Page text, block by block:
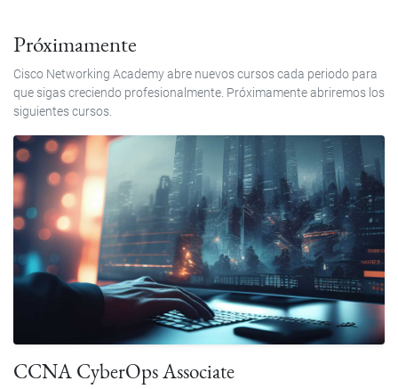
Próximamente
Cisco Networking Academy abre nuevos cursos cada periodo para
que sigas creciendo profesionalmente. Próximamente abriremos los
siguientes cursos.
CCNA CyberOps Associate